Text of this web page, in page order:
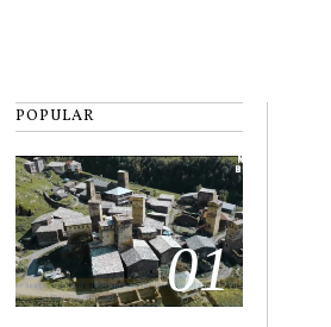
POPULAR
01